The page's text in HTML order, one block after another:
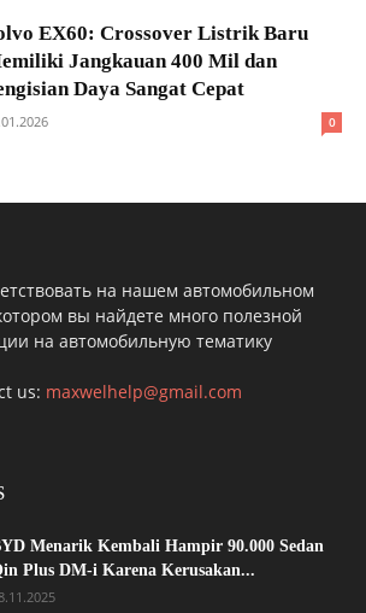
EX60: Crossover Listrik Baru
Jangkauan 400 Mil dan
Daya Sangat Cepat
0
на нашем автомобильном
вы найдете много полезной
на автомобильную тематику
us: maxwelhelp@gmail.com
Menarik Kembali Hampir 90.000 Sedan
Plus DM-i Karena Kerusakan...